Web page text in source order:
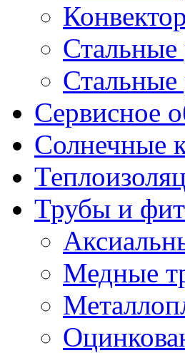
Стальные
Стальные
Сервисное
Солнечные
Трубы и
Медные